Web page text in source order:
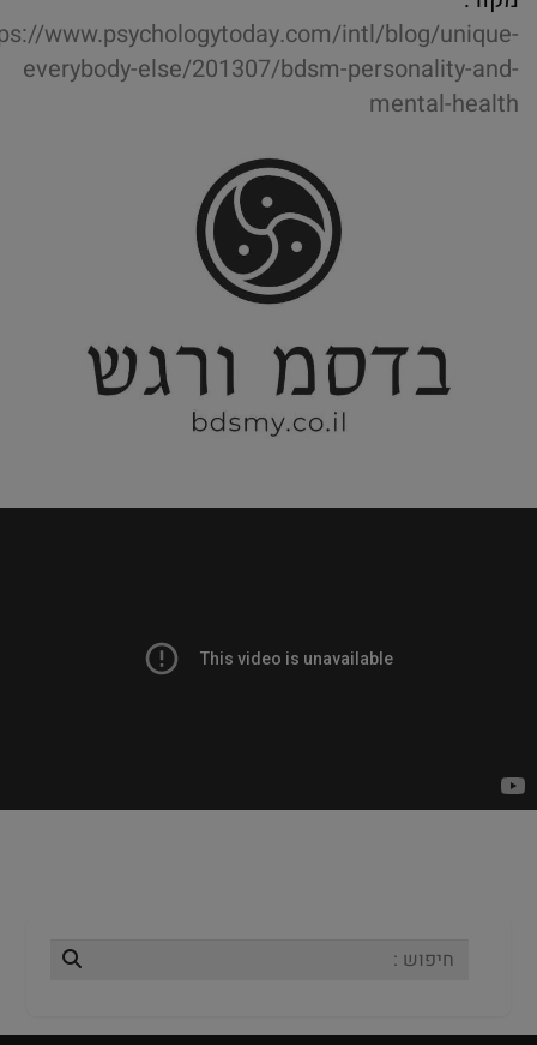
www.psychologytoday.com/intl/blog/unique-
everybody-else/201307/bdsm-personality-and-
mental-health